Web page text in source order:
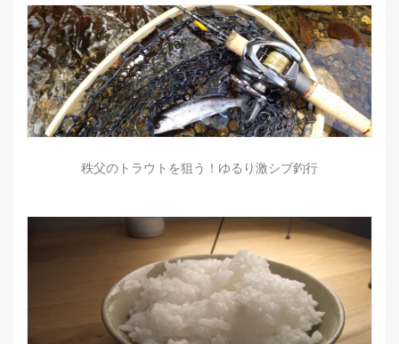
秩父のトラウトを狙う！ゆるり激シブ釣行